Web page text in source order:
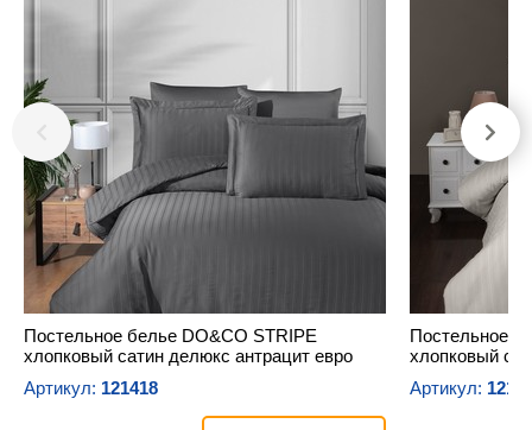
Постельное белье DO&CO STRIPE
хлопковый сатин делюкс антрацит евро
Артикул: 121418
Постельное
хлопковый
Артикул: